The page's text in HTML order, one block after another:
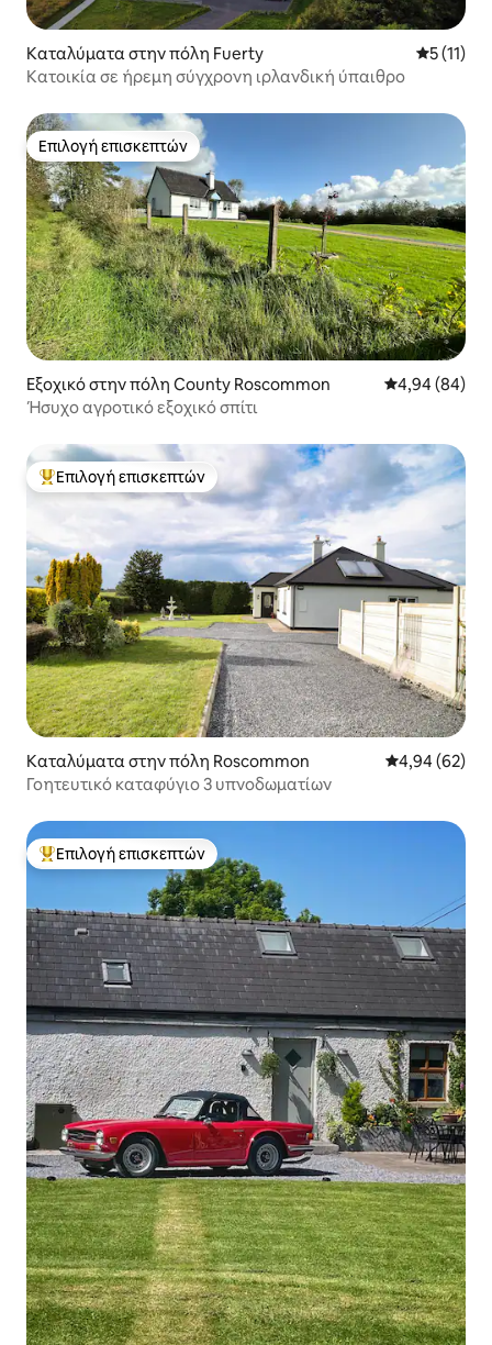
Καταλύματα στην πόλη Fuerty Μέση
5 (11)
Κατοικία σε ήρεμη σύγχρονη ιρλανδική ύπαιθρο
Επιλογή επισκεπτών
Επιλογή επισκεπτών
Εξοχικό στην πόλη County Roscommon Μέση
4,94 (84)
Ήσυχο αγροτικό εξοχικό σπίτι
Κορυφαία επιλογή επισκεπτών
Επιλογή επισκεπτών
Καταλύματα στην πόλη Roscommon Μέση
4,94 (62)
Γοητευτικό καταφύγιο 3 υπνοδωματίων
Κορυφαία επιλογή επισκεπτών
Επιλογή επισκεπτών